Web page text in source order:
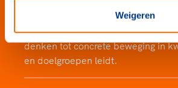
Weigeren
naar beweging in de wijk
Hein Veerman liet in Huizen zien
denken tot concrete beweging in
en doelgroepen leidt.